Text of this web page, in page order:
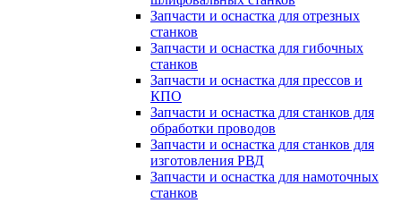
Запчасти и оснастка для отрезных
станков
Запчасти и оснастка для гибочных
станков
Запчасти и оснастка для прессов и
КПО
Запчасти и оснастка для станков для
обработки проводов
Запчасти и оснастка для станков для
изготовления РВД
Запчасти и оснастка для намоточных
станков